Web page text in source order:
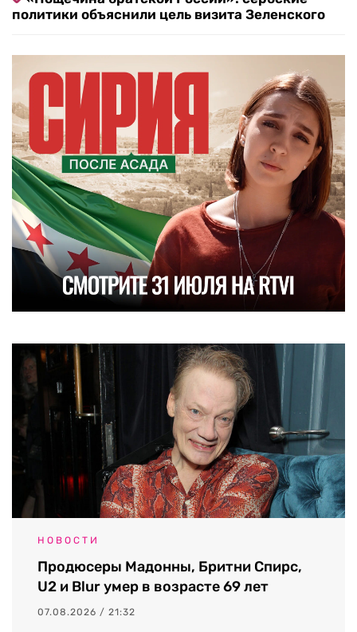
политики объяснили цель визита Зеленского
НОВОСТИ
Продюсеры Мадонны, Бритни Спирс,
U2 и Blur умер в возрасте 69 лет
07.08.2026 / 21:32